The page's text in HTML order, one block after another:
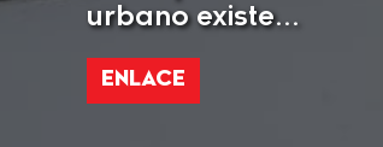
urbano existe...
ENLACE